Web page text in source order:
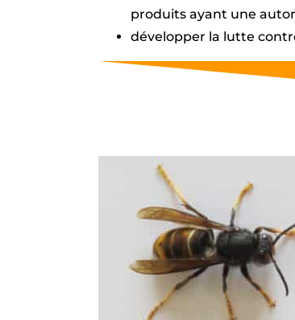
produits ayant une
développer la lutte